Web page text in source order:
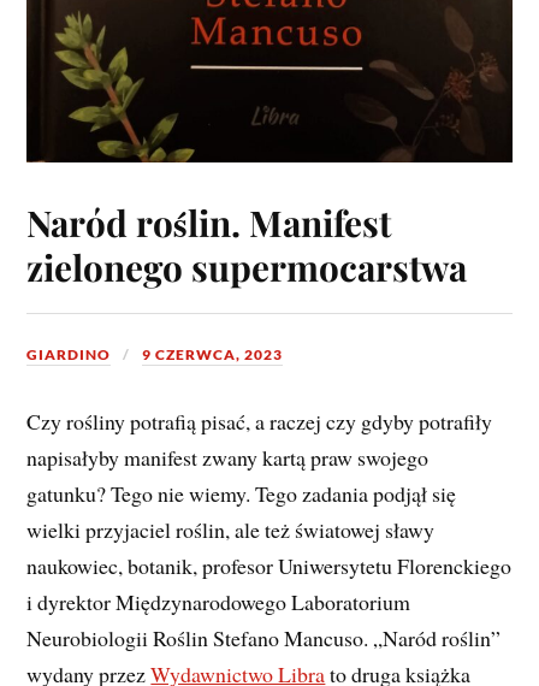
Naród roślin. Manifest
zielonego supermocarstwa
GIARDINO 9 CZERWCA, 2023
Czy rośliny potrafią pisać, a raczej czy gdyby potrafiły
napisałyby manifest zwany kartą praw swojego
gatunku? Tego nie wiemy. Tego zadania podjął się
wielki przyjaciel roślin, ale też światowej sławy
naukowiec, botanik, profesor Uniwersytetu Florenckiego
i dyrektor Międzynarodowego Laboratorium
Neurobiologii Roślin Stefano Mancuso. „Naród roślin”
wydany przezWydawnictwo Librato druga książka